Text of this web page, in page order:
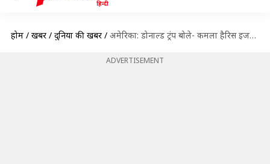
होम / खबरें / दुनिया की खबरें / अमेरिका: डोनाल्ड ट्रंप बोले- कमला हैरिस इजरायल और अरब से नफरत करती हैं
ADVERTISEMENT